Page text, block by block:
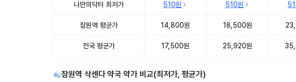
나만의닥터 최저가 510원 510원
잠원역 평균가 14,800원 18,500원
전국 평균가 17,500원 25,920원
잠원역 삭센다 약국 약가 비교(최저가, 평균가)